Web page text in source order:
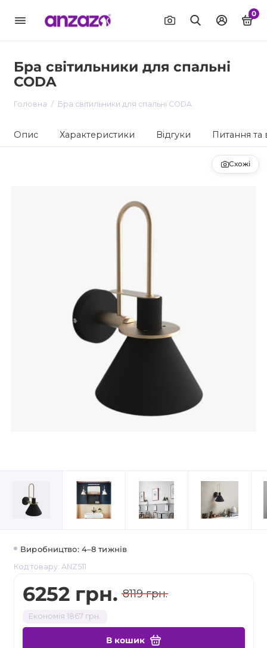
0
Бра світильники для спальні
CODA
Головна Бра світильники для спальні CODA
Опис Характеристики Відгуки Питання та
Схожі
Виробництво: 4–8 тижнів
Код товару: ANZ511
6252 грн. 8119 грн.
Економія 1867 грн.
В кошик